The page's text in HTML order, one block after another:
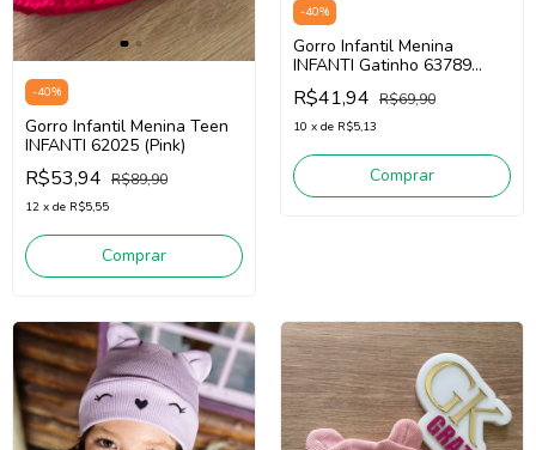
-40%
Gorro Infantil Menina Teen
INFANTI 62025 (Pink)
R$53,94 R$89,90
12 x de R$5,55
Comprar
-40%
Gorro Infantil Menina
INFANTI Gatinho 63789
(verde)
R$41,94 R$69,90
10 x de R$5,13
Comprar